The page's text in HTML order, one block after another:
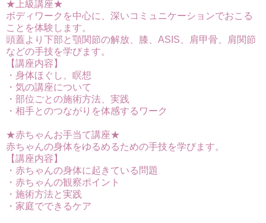
★上級講座★
ボディワークを中心に、深いコミュニケーションでおこる
ことを体験します。
頭蓋より下部と顎関節の解放、膝、ASIS、肩甲骨、肩関節
などの手技を学びます。
【講座内容】
・身体ほぐし、瞑想
・気の講座について
・部位ごとの施術方法、実践
・相手とのつながりを体感するワーク
★赤ちゃんお手当て講座★
赤ちゃんの身体をゆるめるための手技を学びます。
【講座内容】
・赤ちゃんの身体に起きている問題
・赤ちゃんの観察ポイント
・施術方法と実践
・家庭でできるケア